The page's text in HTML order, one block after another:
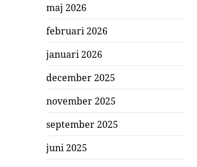
maj 2026
februari 2026
januari 2026
december 2025
november 2025
september 2025
juni 2025